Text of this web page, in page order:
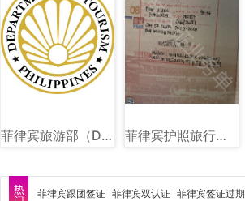
菲律宾旅游部（DOT）图文讲解 菲律宾护照旅行证盖章图片样式
菲律宾跟团签证 菲律宾双认证 菲律宾签证过期